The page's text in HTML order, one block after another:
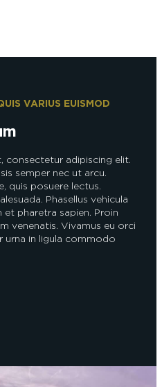
VARIUS EUISMOD
consectetur adipiscing elit.
semper nec ut arcu.
quis posuere lectus.
Phasellus vehicula
pharetra sapien. Proin
venenatis. Vivamus eu orci
urna in ligula commodo